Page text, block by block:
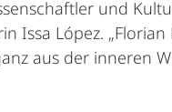
und
Issa López.
aus der inneren